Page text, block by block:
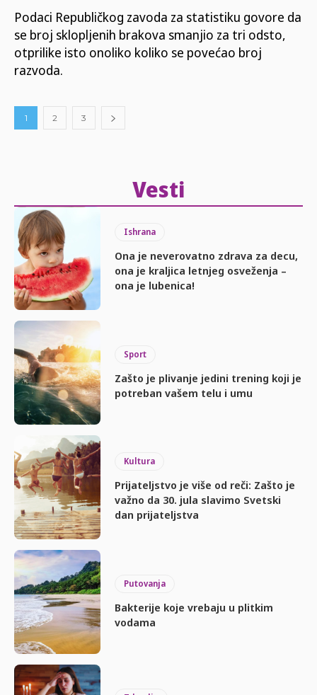
Podaci Republičkog zavoda za statistiku govore da
se broj sklopljenih brakova smanjio za tri odsto,
otprilike isto onoliko koliko se povećao broj
razvoda.
1 2 3
Vesti
Ishrana
Ona je neverovatno zdrava za decu,
ona je kraljica letnjeg osveženja –
ona je lubenica!
Sport
Zašto je plivanje jedini trening koji je
potreban vašem telu i umu
Kultura
Prijateljstvo je više od reči: Zašto je
važno da 30. jula slavimo Svetski
dan prijateljstva
Putovanja
Bakterije koje vrebaju u plitkim
vodama